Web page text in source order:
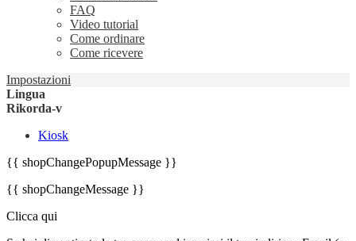
FAQ
Video tutorial
Come ordinare
Come ricevere
Impostazioni
Lingua
Rikorda-v
Kiosk
{{ shopChangePopupMessage }}
{{ shopChangeMessage }}
Clicca qui